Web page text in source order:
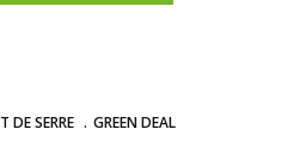
DE SERRE GREEN DEAL